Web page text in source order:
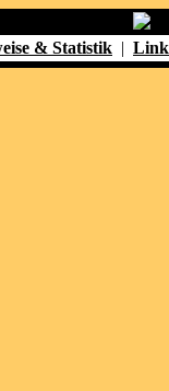
& Statistik |